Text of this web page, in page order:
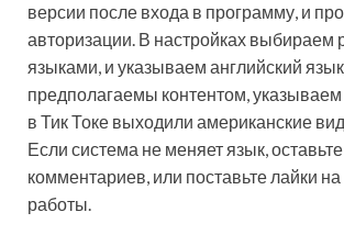
версии после входа в программу, и
авторизации. В настройках выбираем
языками, и указываем английский
предполагаемы контентом, указываем
в Тик Токе выходили американские
Если система не меняет язык,
комментариев, или поставьте лайки
работы.